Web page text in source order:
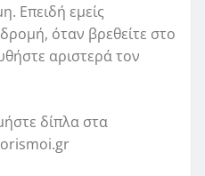
Επειδή εμείς
όταν βρεθείτε στο
αριστερά τον